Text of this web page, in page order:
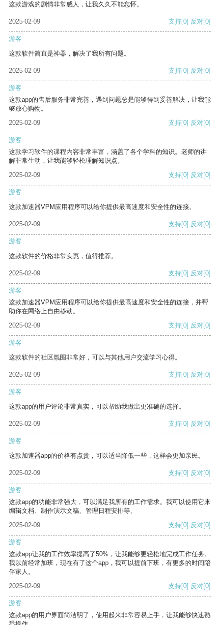
这款游戏的剧情非常感人，让我久久不能忘怀。
2025-02-09 支持[0] 反对[0]
游客
这款软件简直是神器，解决了我所有问题。
2025-02-09 支持[0] 反对[0]
游客
这款app的售后服务非常完善，遇到问题总是能够得到妥善解决，让我能
够放心购物。
2025-02-09
支持[0] 反对[0]
游客
这款学习软件的课程内容非常丰富，涵盖了各个学科的知识。老师的讲
解非常生动，让我能够轻松理解知识点。
2025-02-09
支持[0] 反对[0]
游客
这款加速器VPM应用程序可以给你提供最高速度和安全性的连接。
2025-02-09 支持[0] 反对[0]
游客
这款软件的价格非常实惠，值得推荐。
2025-02-09 支持[0] 反对[0]
游客
这款加速器VPM应用程序可以给你提供最高速度和安全性的连接，并帮
助你在网络上自由移动。
2025-02-09
支持[0] 反对[0]
游客
这款软件的社区氛围非常好，可以与其他用户交流学习心得。
2025-02-09 支持[0] 反对[0]
游客
这款app的用户评论非常真实，可以帮助我做出更准确的选择。
2025-02-09 支持[0] 反对[0]
游客
这款加速器app的价格有点贵，可以适当降低一些，这样会更加亲民。
2025-02-09 支持[0] 反对[0]
游客
这款app的功能非常强大，可以满足我所有的工作需求。我可以使用它来
编辑文档、制作演示文稿、管理日程安排等。
2025-02-09
支持[0] 反对[0]
游客
这款app让我的工作效率提高了50%，让我能够更轻松地完成工作任务。
我以前经常加班，现在有了这个app，我可以提前下班，有更多的时间陪
伴家人。
2025-02-09
支持[0] 反对[0]
游客
这款app的用户界面简洁明了，使用起来非常容易上手，让我能够快速熟